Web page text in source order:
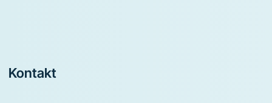
Footer
Kontakt